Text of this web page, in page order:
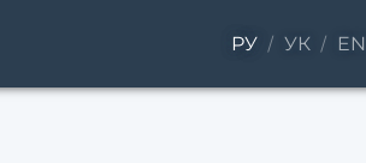
РУ / УК / EN